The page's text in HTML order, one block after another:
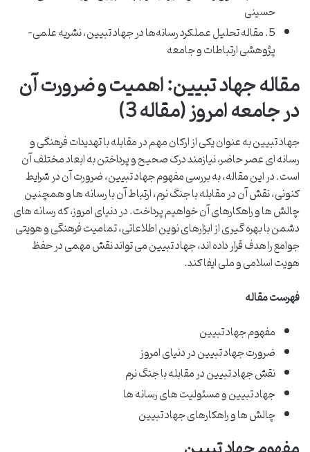
حسینی
5. مقاله تحلیل عملکرد رسانه‌ها در جهاد تبیین، نشریه علمی-
پژوهشی ارتباطات و جامعه
مقاله جهاد تبیین: اهمیت و ضرورت آن
در جامعه امروز (مقاله 3)
جهاد تبیین به عنوان یکی از ارکان مهم در مقابله با تهدیدات فرهنگی و
رسانه ای عصر حاضر، نیازمند درک صحیح و پرداختن به ابعاد مختلف آن
است. در این مقاله، به بررسی مفهوم جهاد تبیین، ضرورت آن در شرایط
کنونی، نقش آن در مقابله با جنگ نرم، ارتباط آن با رسانه ها و همچنین
چالش ها و راهکارهای آن خواهیم پرداخت. در دنیای امروز، که رسانه های
دشمن با بهره گیری از ابزارهای نوین اطلاعاتی، تمامیت فرهنگی و هویتی
جوامع را هدف قرار داده اند، جهاد تبیین می تواند نقش مهمی در حفظ
هویت اسلامی و ملی ایفا کند.
فهرست مقاله
مفهوم جهاد تبیین
ضرورت جهاد تبیین در دنیای امروز
نقش جهاد تبیین در مقابله با جنگ نرم
جهاد تبیین و مسئولیت های رسانه ها
چالش ها و راهکارهای جهاد تبیین